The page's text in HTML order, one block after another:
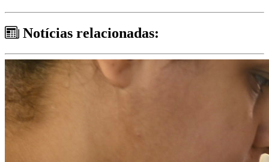
Notícias relacionadas: